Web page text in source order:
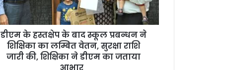
डीएम के हस्तक्षेप के बाद स्कूल प्रबन्धन ने
शिक्षिका का लम्बित वेतन, सुरक्षा राशि
जारी की, शिक्षिका ने डीएम का जताया